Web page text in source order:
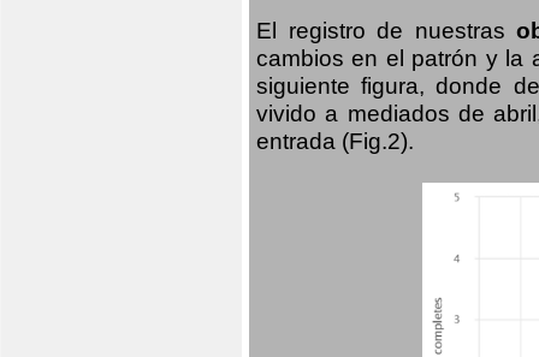
El registro de nuestras
cambios en el patrón y la
siguiente figura, donde
vivido a mediados de
entrada (Fig.2).